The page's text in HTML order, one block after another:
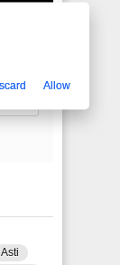
Allow